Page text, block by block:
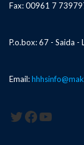
Fax: 00961 7
P.o.box: 67 - Saida -
Email:
Twitter
Facebook